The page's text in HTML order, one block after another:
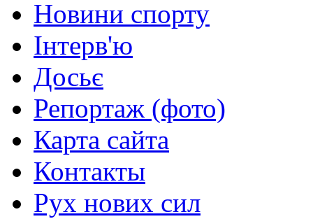
Новини спорту
Інтерв'ю
Досьє
Репортаж (фото)
Карта сайта
Контакты
Рух нових сил